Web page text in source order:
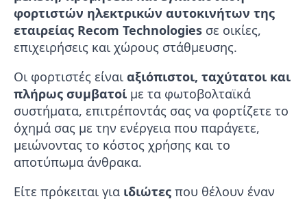
φορτιστών ηλεκτρικών αυτοκινήτων της
εταιρείας Recom Technologies σε οικίες,
επιχειρήσεις και χώρους στάθμευσης.
Οι φορτιστές είναι αξιόπιστοι, ταχύτατοι και
πλήρως συμβατοί με τα φωτοβολταϊκά
συστήματα, επιτρέποντάς σας να φορτίζετε το
όχημά σας με την ενέργεια που παράγετε,
μειώνοντας το κόστος χρήσης και το
αποτύπωμα άνθρακα.
Είτε πρόκειται για ιδιώτες που θέλουν έναν